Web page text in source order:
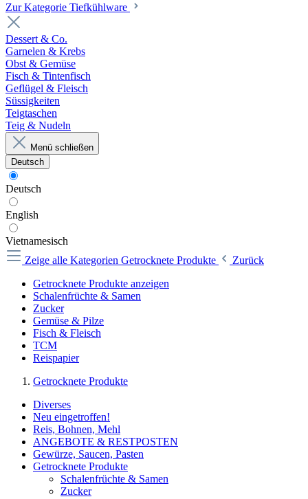
Zur Kategorie Tiefkühlware
Dessert & Co.
Garnelen & Krebs
Obst & Gemüse
Fisch & Tintenfisch
Geflügel & Fleisch
Süssigkeiten
Teigtaschen
Teig & Nudeln
Menü schließen
Deutsch
Deutsch
English
Vietnamesisch
Zeige alle Kategorien Getrocknete Produkte
Zurück
Getrocknete Produkte anzeigen
Schalenfrüchte & Samen
Zucker
Gemüse & Pilze
Fisch & Fleisch
TCM
Reispapier
Getrocknete Produkte
Diverses
Neu eingetroffen!
Reis, Bohnen, Mehl
ANGEBOTE & RESTPOSTEN
Gewürze, Saucen, Pasten
Getrocknete Produkte
Schalenfrüchte & Samen
Zucker